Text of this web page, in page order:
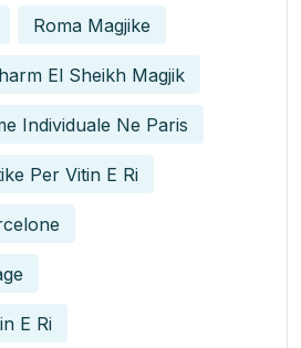
Roma Magjike
El Sheikh Magjik
Individuale Ne Paris
Per Vitin E Ri
E Ri